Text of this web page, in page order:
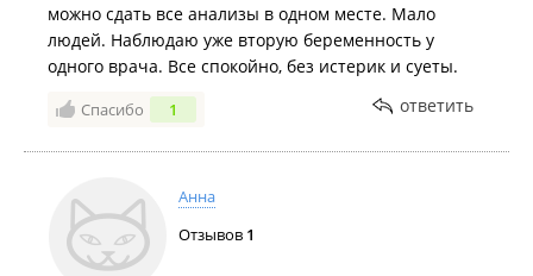
можно сдать все анализы в одном месте. Мало
людей. Наблюдаю уже вторую беременность у
одного врача. Все спокойно, без истерик и суеты.
Спасибо 1 ответить
Анна
Отзывов 1